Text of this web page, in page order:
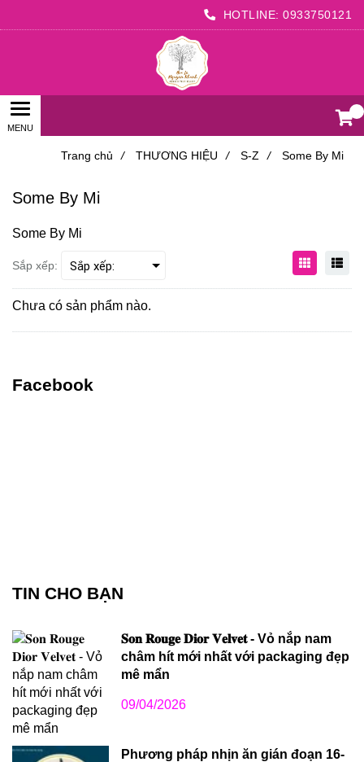
HOTLINE: 0933750121
Trang chủ / THƯƠNG HIỆU / S-Z / Some By Mi
Some By Mi
Some By Mi
Sắp xếp:
Chưa có sản phẩm nào.
Facebook
TIN CHO BẠN
𝐒𝐨𝐧 𝐑𝐨𝐮𝐠𝐞 𝐃𝐢𝐨𝐫 𝐕𝐞𝐥𝐯𝐞𝐭 - Vỏ nắp nam
châm hít mới nhất với packaging đẹp
mê mẩn
09/04/2026
Phương pháp nhịn ăn gián đoạn 16-